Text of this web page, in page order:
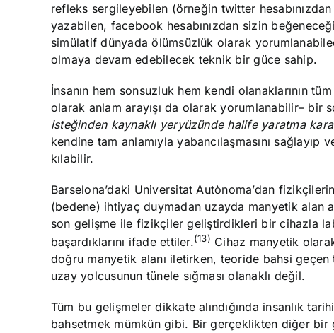
refleks sergileyebilen (örneğin twitter
yazabilen, facebook hesabınızdan sizin
simülatif dünyada ölümsüzlük olarak
olmaya devam edebilecek teknik bir güce sahip.
İnsanın hem sonsuzluk hem kendi olanaklarının tüm
olarak anlam arayışı da olarak yorumlanabilir–
isteğinden kaynaklı yeryüzünde halife yaratma
kendine tam anlamıyla yabancılaşmasını
kılabilir.
Barselona’daki Universitat Autònoma’dan
(bedene) ihtiyaç duymadan uzayda manyetik alan
son gelişme ile fizikçiler geliştirdikleri bir cihazla
başardıklarını ifade ettiler.(13) Cihaz manyetik
doğru manyetik alanı iletirken, teoride bahsi
uzay yolcusunun tünele sığması olanaklı değil.
Tüm bu gelişmeler dikkate alındığında insanlık
bahsetmek mümkün gibi. Bir gerçeklikten diğer